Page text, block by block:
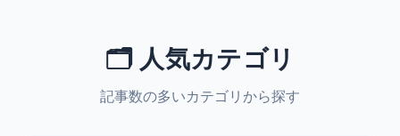
🗂️ 人気カテゴリ
記事数の多いカテゴリから探す